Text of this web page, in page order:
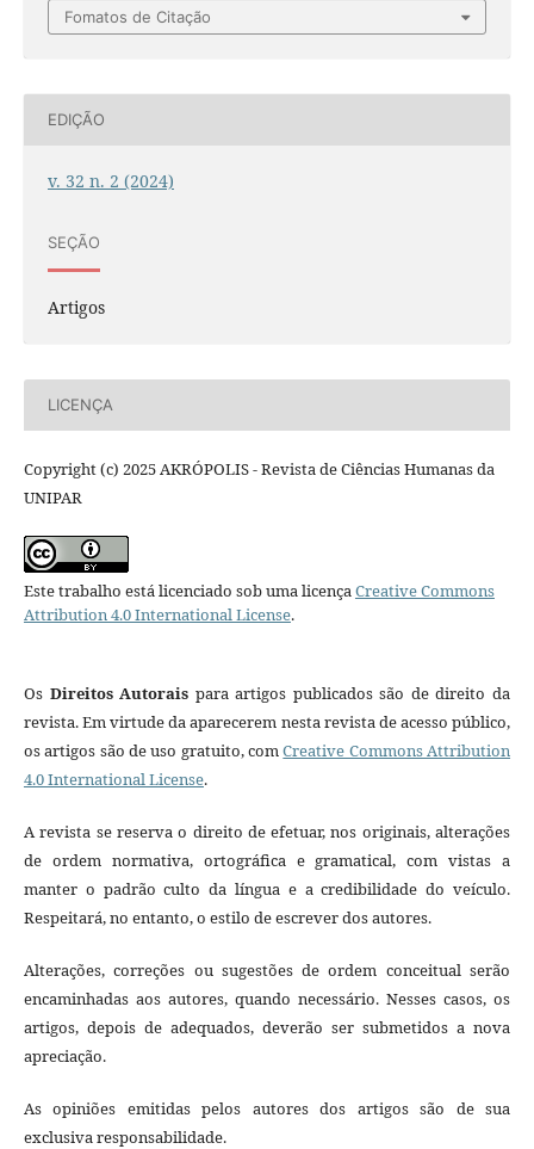
Fomatos de Citação
EDIÇÃO
v. 32 n. 2 (2024)
SEÇÃO
Artigos
LICENÇA
Copyright (c) 2025 AKRÓPOLIS - Revista de Ciências Humanas da
UNIPAR
Este trabalho está licenciado sob uma licençaCreative Commons
Attribution 4.0 International License.
Os Direitos Autorais para artigos publicados são de direito da
revista. Em virtude da aparecerem nesta revista de acesso público,
os artigos são de uso gratuito, comCreative Commons Attribution
4.0 International License.
A revista se reserva o direito de efetuar, nos originais, alterações
de ordem normativa, ortográfica e gramatical, com vistas a
manter o padrão culto da língua e a credibilidade do veículo.
Respeitará, no entanto, o estilo de escrever dos autores.
Alterações, correções ou sugestões de ordem conceitual serão
encaminhadas aos autores, quando necessário. Nesses casos, os
artigos, depois de adequados, deverão ser submetidos a nova
apreciação.
As opiniões emitidas pelos autores dos artigos são de sua
exclusiva responsabilidade.